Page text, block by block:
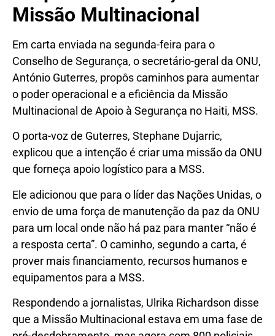
Missão Multinacional
Em carta enviada na segunda-feira para o
Conselho de Segurança, o secretário-geral da ONU,
António Guterres, propôs caminhos para aumentar
o poder operacional e a eficiência da Missão
Multinacional de Apoio à Segurança no Haiti, MSS.
O porta-voz de Guterres, Stephane Dujarric,
explicou que a intenção é criar uma missão da ONU
que forneça apoio logístico para a MSS.
Ele adicionou que para o líder das Nações Unidas, o
envio de uma força de manutenção da paz da ONU
para um local onde não há paz para manter “não é
a resposta certa”. O caminho, segundo a carta, é
prover mais financiamento, recursos humanos e
equipamentos para a MSS.
Respondendo a jornalistas, Ulrika Richardson disse
que a Missão Multinacional estava em uma fase de